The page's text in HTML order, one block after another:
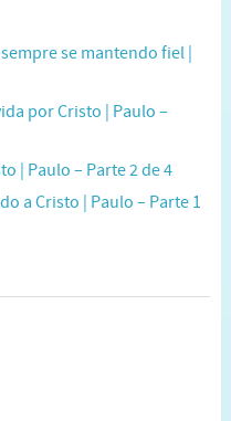
se mantendo fiel |
por Cristo | Paulo –
| Paulo – Parte 2 de 4
a Cristo | Paulo – Parte 1